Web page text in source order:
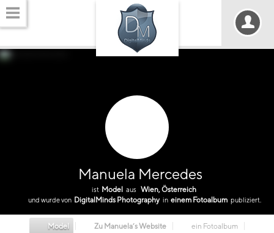
Manuela Mercedes
ist Model aus Wien, Österreich
und wurde von DigitalMinds Photography in einem Fotoalbum publiziert.
Model Zu Manuela’s Website
ein Fotoalbum